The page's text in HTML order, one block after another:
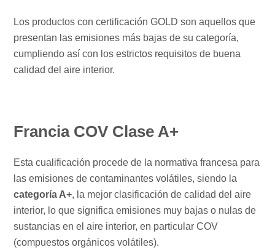
Los productos con certificación GOLD son aquellos que
presentan las emisiones más bajas de su categoría,
cumpliendo así con los estrictos requisitos de buena
calidad del aire interior.
Francia COV Clase A+
Esta cualificación procede de la normativa francesa para
las emisiones de contaminantes volátiles, siendo la
categoría A+, la mejor clasificación de calidad del aire
interior, lo que significa emisiones muy bajas o nulas de
sustancias en el aire interior, en particular COV
(compuestos orgánicos volátiles).